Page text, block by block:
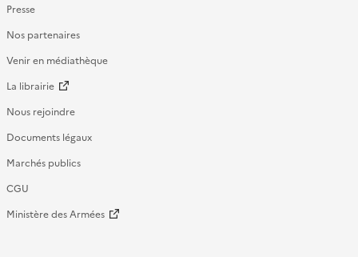
Presse
Nos partenaires
Venir en médiathèque
La librairie
Nous rejoindre
Documents légaux
Marchés publics
CGU
Ministère des Armées